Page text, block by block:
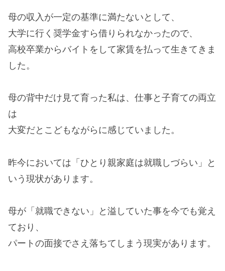
母の収入が一定の基準に満たないとして、
大学に行く奨学金すら借りられなかったので、
高校卒業からバイトをして家賃を払って生きてきま
した。
母の背中だけ見て育った私は、仕事と子育ての両立
は
大変だとこどもながらに感じていました。
昨今においては「ひとり親家庭は就職しづらい」と
いう現状があります。
母が「就職できない」と溢していた事を今でも覚え
ており、
パートの面接でさえ落ちてしまう現実があります。